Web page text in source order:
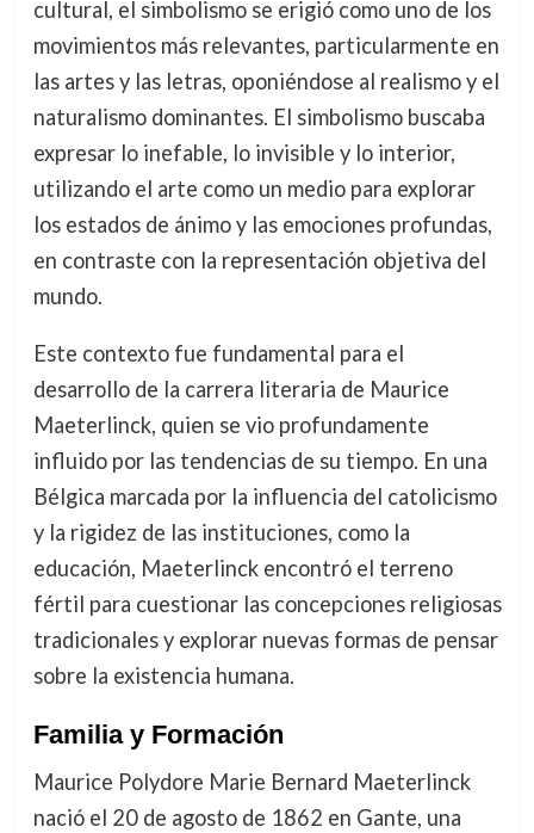
cultural, el simbolismo se erigió como uno de los
movimientos más relevantes, particularmente en
las artes y las letras, oponiéndose al realismo y el
naturalismo dominantes. El simbolismo buscaba
expresar lo inefable, lo invisible y lo interior,
utilizando el arte como un medio para explorar
los estados de ánimo y las emociones profundas,
en contraste con la representación objetiva del
mundo.
Este contexto fue fundamental para el
desarrollo de la carrera literaria de Maurice
Maeterlinck, quien se vio profundamente
influido por las tendencias de su tiempo. En una
Bélgica marcada por la influencia del catolicismo
y la rigidez de las instituciones, como la
educación, Maeterlinck encontró el terreno
fértil para cuestionar las concepciones religiosas
tradicionales y explorar nuevas formas de pensar
sobre la existencia humana.
Familia y Formación
Maurice Polydore Marie Bernard Maeterlinck
nació el 20 de agosto de 1862 en Gante, una